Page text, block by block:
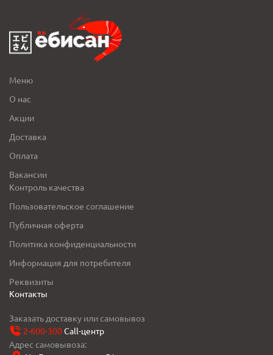
Меню
О нас
Акции
Доставка
Оплата
Вакансии
Контроль качества
Пользовательское соглашение
Публичная оферта
Политика конфиденциальности
Информация для потребителя
Реквизиты
Контакты
Заказать доставку или самовывоз
2-600-300Call-центр
Адрес самовывоза: